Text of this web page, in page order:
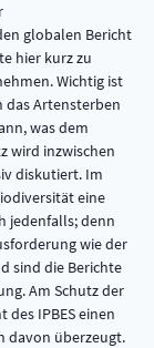
globalen Bericht
hier kurz zu
Wichtig ist
das Artensterben
was dem
wird inzwischen
diskutiert. Im
eine
jedenfalls; denn
wie der
sind die Berichte
Am Schutz der
IPBES einen
davon überzeugt.